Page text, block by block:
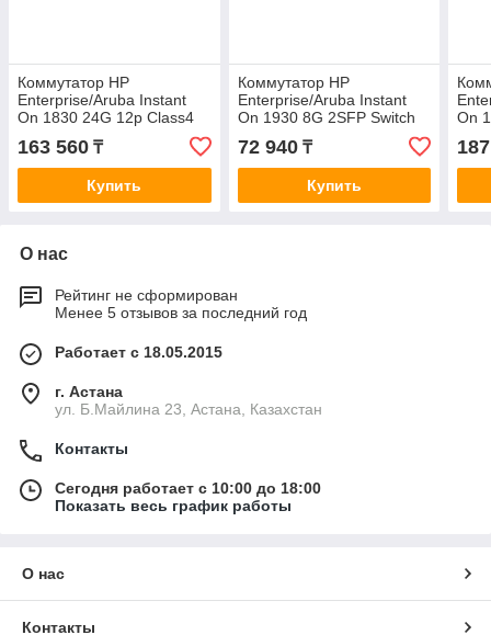
Коммутатор HP
Enterprise/Aruba Instant
On 1830 24G 12p Class4
PoE 2SFP 195W Switch
163 560 ₸
Купить
Коммутатор HP
Enterprise/Aruba Instant
On 1930 8G 2SFP Switch
72 940₸
Купить
On
О нас
Рейтинг не сформирован
Менее 5 отзывов за последний год
Работает с 18.05.2015
г. Астана
ул. Б.Майлина 23, Астана, Казахстан
Контакты
Сегодня работает с 10:00 до 18:00
Показать весь график работы
О нас
Контакты